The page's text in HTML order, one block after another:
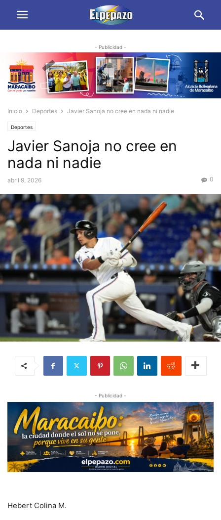
- Publicidad -
Inicio Deportes Javier Sanoja no cree en nada ni nadie
Deportes
Javier Sanoja no cree en
nada ni nadie
abril 9, 2026 0
- Publicidad -
Hebert Colina M.